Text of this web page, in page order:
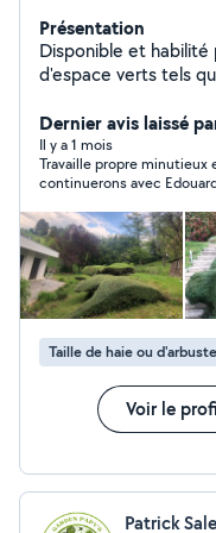
Présentation
Disponible et habilité pour tous les travaux d'entretiens
d'espace verts tels
qui vont avec je
Dernier avis laissé
Il y a 1 mois
Travaille propre minutieux et
continuerons avec
Taille de haie ou d'arbuste
Voir le
Patrick